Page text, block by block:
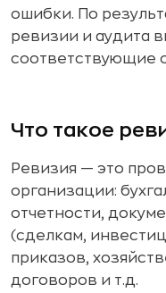
ошибки. По
ревизии и аудита
соответствующие
Что такое
Ревизия — это
организации:
отчетности,
(сделкам,
приказов,
договоров и т.д.